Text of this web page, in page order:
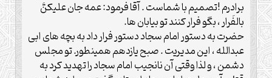
برادرم !تصمیم با شماست . آقا فرمود: عمه جان علیکنَّ
بالفَرار ، بگو فرار کنند تو بیابان ها.
حضرت به دستور امام سجاد دستور فرار داد به بچه های ابی
عبدالله ، این مدیریت . صبح یازدهم همینطور. تو مجلس
دشمن ، و لذا وقتی آن نانجیب امام سجاد را تهدید کرد به